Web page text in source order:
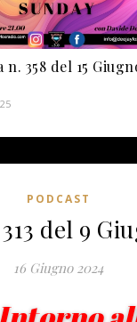
n. 358 del 15
PODCAST
del 9
16 Giugno 2024